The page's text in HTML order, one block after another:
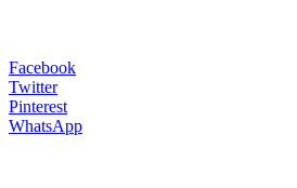
Facebook
Twitter
Pinterest
WhatsApp